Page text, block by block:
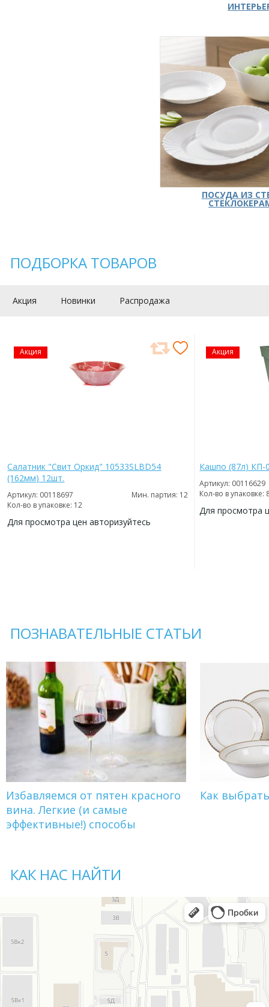
ПОСУДА ИЗ
ПОДБОРКА ТОВАРОВ
Акция Новинки Распродажа
Акция
Салатник "Свит Оркид" 10533SLBD54
(162мм) 12шт.
Артикул: 00118697
Мин. партия: 12
Кол-во в упаковке: 12
Для просмотра цен авторизуйтесь
Акция
Кашпо (87л) КП-
Артикул: 00116629
Кол-во в упаковке:
Для просмотра
ПОЗНАВАТЕЛЬНЫЕ СТАТЬИ
Избавляемся от пятен красного
вина. Легкие (и самые
эффективные!) способы
Как
КАК НАС НАЙТИ